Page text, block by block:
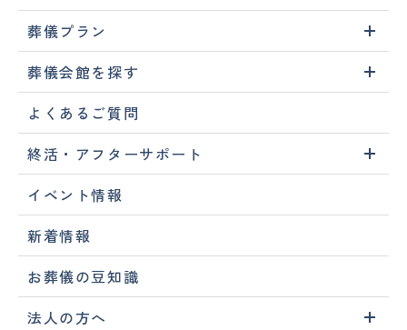
葬儀プラン
葬儀会館を探す
よくあるご質問
終活・アフターサポート
イベント情報
新着情報
お葬儀の豆知識
法人の方へ